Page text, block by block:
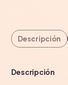
Descripción
Descripción